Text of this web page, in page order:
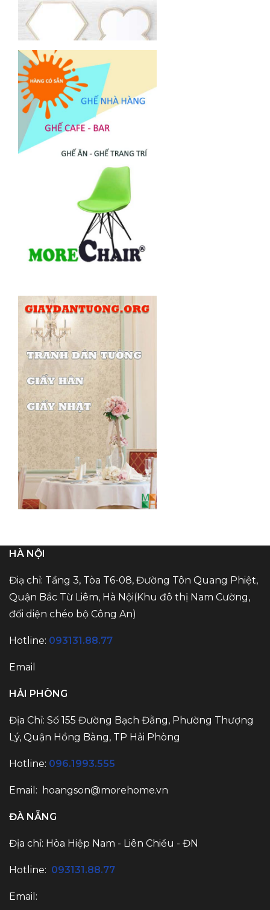
HÀ NỘI
Điạ chỉ: Tầng 3, Tòa T6-08, Đường Tôn Quang Phiệt,
Quận Bắc Từ Liêm, Hà Nội(Khu đô thị Nam Cường,
đối diện chéo bộ Công An)
Hotline: 093131.88.77
Email
HẢI PHÒNG
Địa Chỉ: Số 155 Đường Bạch Đằng, Phường Thượng
Lý, Quận Hồng Bàng, TP Hải Phòng
Hotline: 096.1993.555
Email: hoangson@morehome.vn
ĐÀ NẴNG
Địa chỉ: Hòa Hiệp Nam - Liên Chiều - ĐN
Hotline: 093131.88.77
Email: